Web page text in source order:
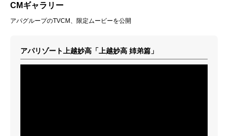
CMギャラリー
アパグループのTVCM、限定ムービーを公開
アパリゾート上越妙高「上越妙高 姉弟篇」